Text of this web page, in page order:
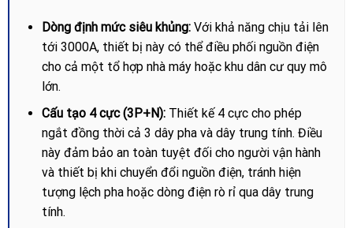
Dòng định mức siêu khủng:Với khả năng chịu tải lên
tới 3000A, thiết bị này có thể điều phối nguồn điện
cho cả một tổ hợp nhà máy hoặc khu dân cư quy mô
lớn.
Cấu tạo 4 cực (3P+N):Thiết kế 4 cực cho phép
ngắt đồng thời cả 3 dây pha và dây trung tính. Điều
này đảm bảo an toàn tuyệt đối cho người vận hành
và thiết bị khi chuyển đổi nguồn điện, tránh hiện
tượng lệch pha hoặc dòng điện rò rỉ qua dây trung
tính.